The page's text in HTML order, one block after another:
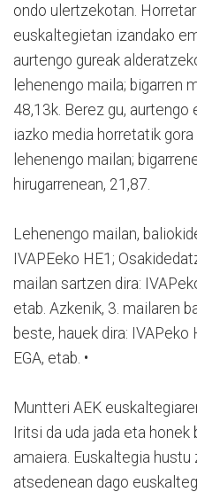
ondo ulertzekotan.
euskaltegietan izandako
aurtengo gureak
lehenengo maila; bigarren
48,13k. Berez gu,
iazko media horretatik
lehenengo mailan;
hirugarrenean, 21,87.
Lehenengo mailan,
IVAPEeko HE1;
mailan sartzen dira:
etab. Azkenik, 3. mailaren
beste, hauek dira:
EGA, etab. •
Muntteri AEK
Iritsi da uda jada eta honek
amaiera. Euskaltegia hustu
atsedenean dago